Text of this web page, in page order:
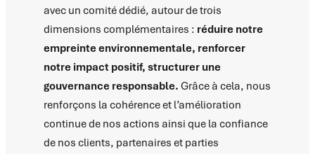
avec un comité dédié, autour de trois
dimensions complémentaires : réduire notre
empreinte environnementale, renforcer
notre impact positif, structurer une
gouvernance responsable. Grâce à cela, nous
renforçons la cohérence et l’amélioration
continue de nos actions ainsi que la confiance
de nos clients, partenaires et parties